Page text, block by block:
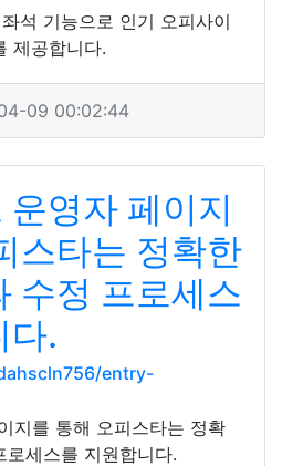
석 기능으로 인기 오피사이
제공합니다.
09 00:02:44
영자 페이지
스타는 정확한
수정 프로세스
다.
entry-
지를 통해 오피스타는 정확
세스를 지원합니다.